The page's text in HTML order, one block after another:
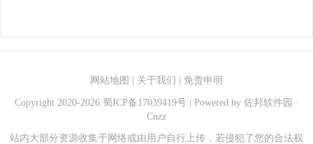
网站地图 关于我们 免责申明
Copyright 2020-2026 蜀ICP备17039419号| Powered by 佐邦软件园 ·
Cnzz
站内大部分资源收集于网络或由用户自行上传，若侵犯了您的合法权